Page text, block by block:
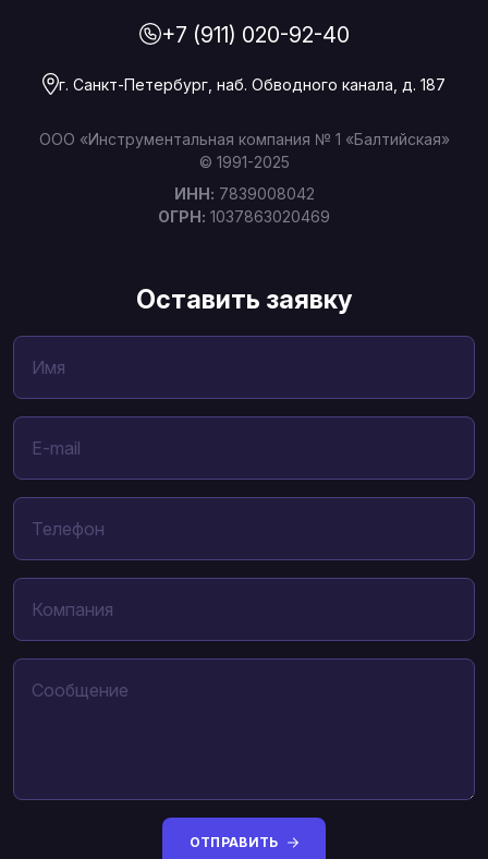
+7 (911) 020-92-40
г. Санкт-Петербург, наб. Обводного канала, д. 187
ООО «Инструментальная компания № 1 «Балтийская»
© 1991-2025
ИНН: 7839008042
ОГРН: 1037863020469
Оставить заявку
ОТПРАВИТЬ